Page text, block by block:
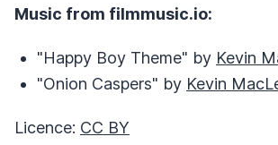
Music from filmmusic.io:
"Happy Boy Theme" by Kevin
"Onion Caspers" by Kevin
Licence: CC BY